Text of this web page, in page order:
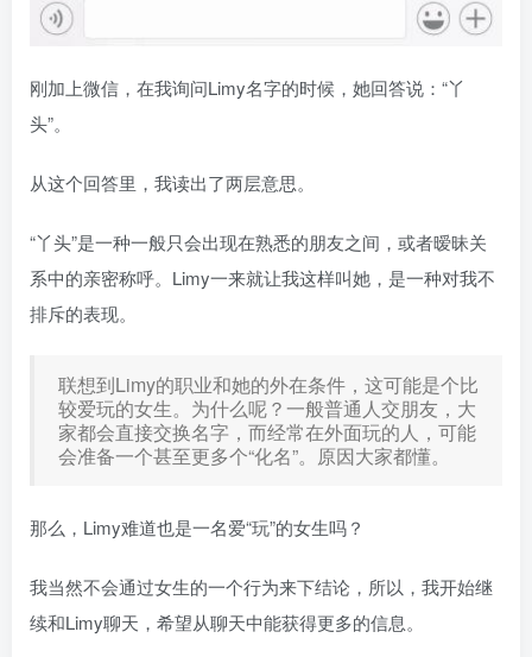
刚加上微信，在我询问Limy名字的时候，她回答说：“丫
头”。
从这个回答里，我读出了两层意思。
“丫头”是一种一般只会出现在熟悉的朋友之间，或者暧昧关
系中的亲密称呼。Limy一来就让我这样叫她，是一种对我不
排斥的表现。
联想到Limy的职业和她的外在条件，这可能是个比
较爱玩的女生。为什么呢？一般普通人交朋友，大
家都会直接交换名字，而经常在外面玩的人，可能
会准备一个甚至更多个“化名”。原因大家都懂。
那么，Limy难道也是一名爱“玩”的女生吗？
我当然不会通过女生的一个行为来下结论，所以，我开始继
续和Limy聊天，希望从聊天中能获得更多的信息。